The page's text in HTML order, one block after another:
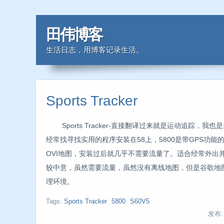
田伟博客
生活日志，用博客记录生活。
Sports Tracker
Sports Tracker-直接翻译过来就是运动追踪，我也是
经常找寻找实用的程序安装在58上，5800是带GPS功能
OVI地图，安装过后就几乎不需要流量了。适合经常外
较中意，虽然需要流量，虽然没有离线地图，但是谷歌
理环境。
Tags: Sports Tracker 5800
S60V5
发布